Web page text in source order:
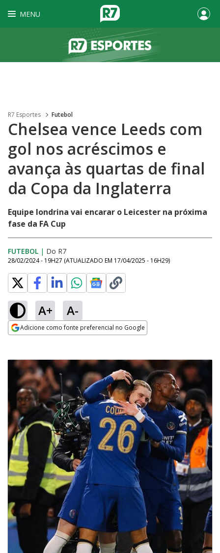
MENU
R7 Esportes Futebol
Chelsea vence Leeds com
gol nos acréscimos e
avança às quartas de final
da Copa da Inglaterra
Equipe londrina vai encarar o Leicester na próxima
fase da FA Cup
FUTEBOL | Do R7
28/02/2024 - 19H27 (ATUALIZADO EM 17/04/2025 - 16H29)
A+ A-
Adicione como fonte preferencial no Google